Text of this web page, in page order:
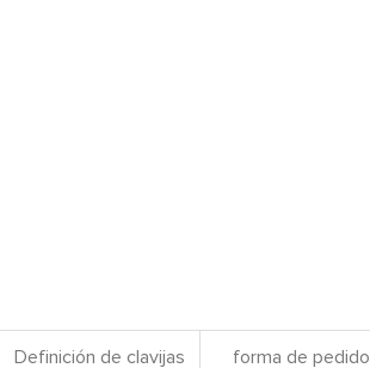
Definición de clavijas forma de pedido